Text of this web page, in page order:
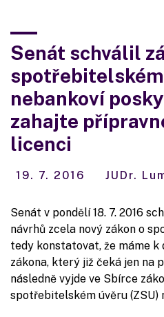
Senát schválil
nebankoví
zahajte
licenci
19. 7. 2016 JUDr.
Senát v pondělí 18. 7. 2016
návrhů zcela nový zákon o
tedy konstatovat, že máme
zákona, který již čeká jen na
následně vyjde ve Sbírce
spotřebitelském úvěru (ZSU)